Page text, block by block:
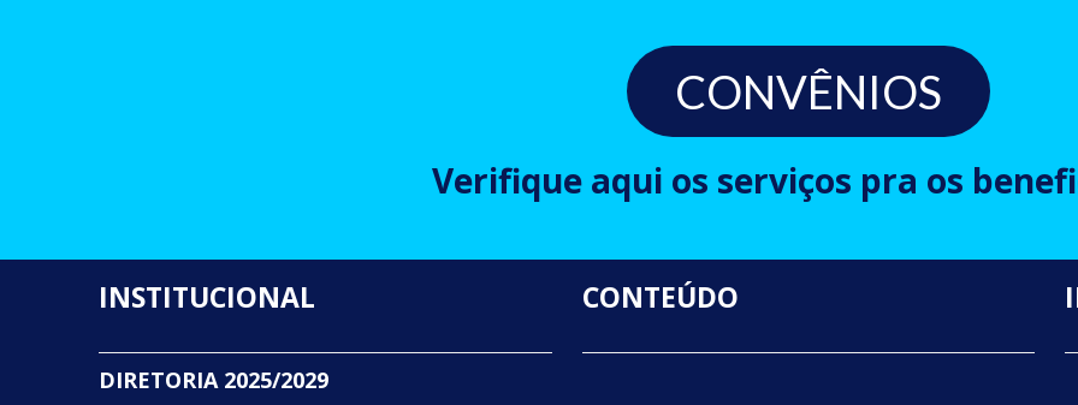
CONVÊNIOS
Verifique aqui os serviços pra os
INSTITUCIONAL
DIRETORIA 2025/2029
CONTEÚDO